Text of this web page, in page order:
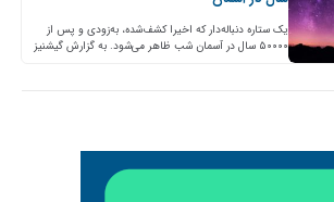
یک ستاره دنباله‌دار که اخیرا کشف‌شده، به‌زودی و پس از
۵۰۰۰۰ سال در آسمان شب ظاهر می‌شود. به گزارش گیشنیز